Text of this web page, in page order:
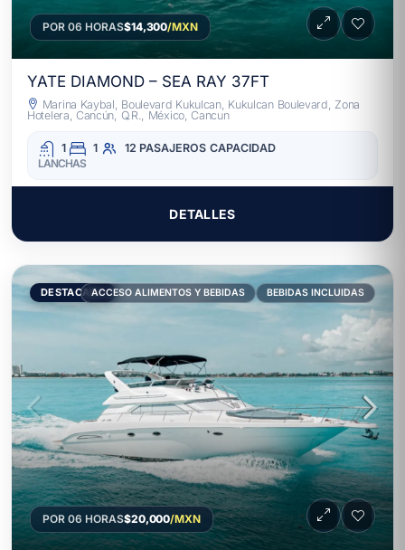
POR 06 HORAS$14,300/MXN
YATE DIAMOND – SEA RAY 37FT
Marina Kaybal, Boulevard Kukulcan, Kukulcan Boulevard, Zona
Hotelera, Cancún, Q.R., México, Cancun
1 1 12 PASAJEROS CAPACIDAD
LANCHAS
DETALLES
DESTACADOACCESO ALIMENTOS Y BEBIDAS BEBIDAS INCLUIDAS
POR 06 HORAS$20,000/MXN